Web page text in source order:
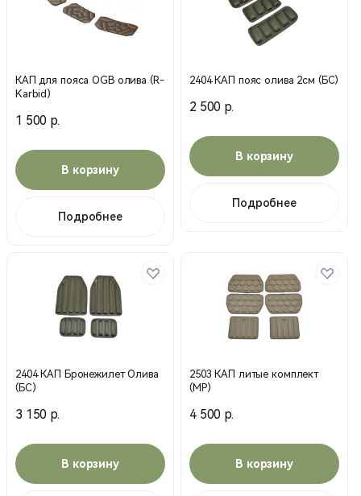
КАП для пояса OGB олива (R-
Karbid)
1 500 р.
В корзину
Подробнее
2404 КАП пояс олива 2см (БС)
2 500 р.
В корзину
Подробнее
2404 КАП Бронежилет Олива
(БС)
3 150 р.
В корзину
2503 КАП литые комплект
(MP)
4 500 р.
В корзину